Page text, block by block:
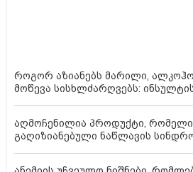
როგორ აზიანებს მარილი,
მოწევა სისხლძარღვებს:
აღმოჩენილია პროდუქტი,
გაღიზიანებული ნაწლავის